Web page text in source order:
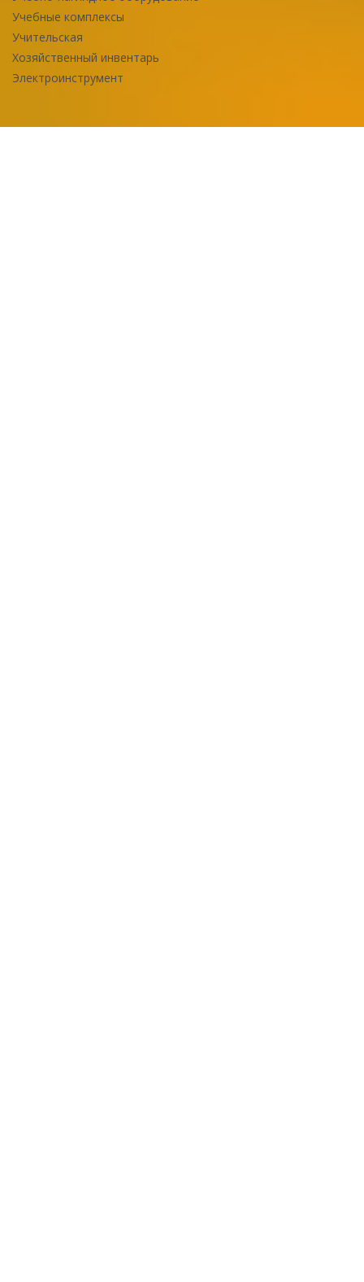
Учебные комплексы
Учительская
Хозяйственный инвентарь
Электроинструмент